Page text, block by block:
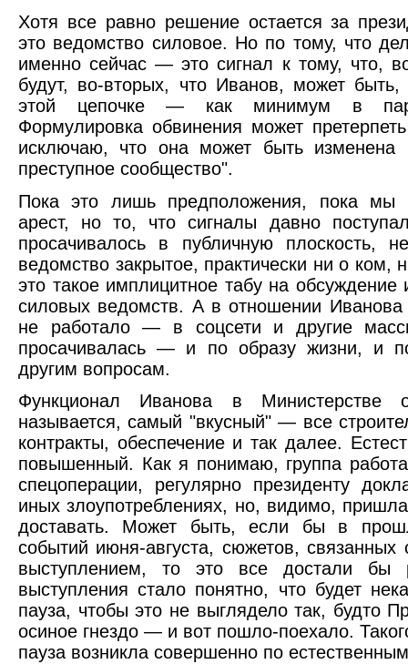
Хотя все равно решение остается за
это ведомство силовое. Но по тому, что
именно сейчас — это сигнал к тому, что,
будут, во-вторых, что Иванов, может
этой цепочке — как минимум в
Формулировка обвинения может
исключаю, что она может быть изменена
преступное сообщество".
Пока это лишь предположения, пока мы
арест, но то, что сигналы давно
просачивалось в публичную плоскость,
ведомство закрытое, практически ни о
это такое имплицитное табу на обсуждение
силовых ведомств. А в отношении Иванова
не работало — в соцсети и другие
просачивалась — и по образу жизни, и
другим вопросам.
Функционал Иванова в Министерстве
называется, самый "вкусный" — все
контракты, обеспечение и так далее.
повышенный. Как я понимаю, группа
спецоперации, регулярно президенту
иных злоупотреблениях, но, видимо,
доставать. Может быть, если бы в
событий июня-августа, сюжетов,
выступлением, то это все достали
выступления стало понятно, что будет
пауза, чтобы это не выглядело так, будто
осиное гнездо — и вот пошло-поехало.
пауза возникла совершенно по